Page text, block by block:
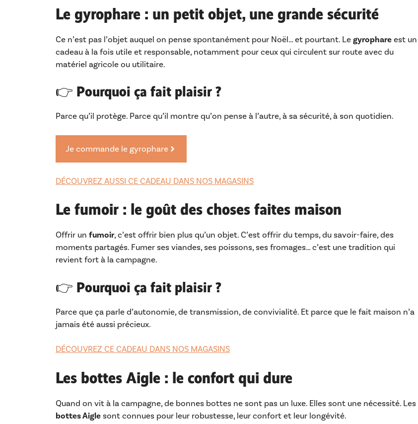
Le gyrophare : un petit objet, une grande sécurité
Ce n’est pas l’objet auquel on pense spontanément pour Noël… et pourtant. Le gyrophare est un
cadeau à la fois utile et responsable, notamment pour ceux qui circulent sur route avec du
matériel agricole ou utilitaire.
👉 Pourquoi ça fait plaisir ?
Parce qu’il protège. Parce qu’il montre qu’on pense à l’autre, à sa sécurité, à son quotidien.
Je commande le gyrophare
DÉCOUVREZ AUSSI CE CADEAU DANS NOS MAGASINS
Le fumoir : le goût des choses faites maison
Offrir un fumoir, c’est offrir bien plus qu’un objet. C’est offrir du temps, du savoir-faire, des
moments partagés. Fumer ses viandes, ses poissons, ses fromages… c’est une tradition qui
revient fort à la campagne.
👉 Pourquoi ça fait plaisir ?
Parce que ça parle d’autonomie, de transmission, de convivialité. Et parce que le fait maison n’a
jamais été aussi précieux.
DÉCOUVREZ CE CADEAU DANS NOS MAGASINS
Les bottes Aigle : le confort qui dure
Quand on vit à la campagne, de bonnes bottes ne sont pas un luxe. Elles sont une nécessité. Les
bottes Aigle sont connues pour leur robustesse, leur confort et leur longévité.